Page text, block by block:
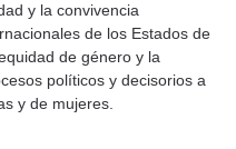
y la convivencia
de los Estados de
de género y la
políticos y decisorios a
y de mujeres.